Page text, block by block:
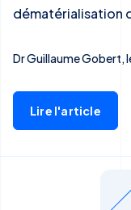
dématérialisation
Dr Guillaume Gobert,
Lire l'article